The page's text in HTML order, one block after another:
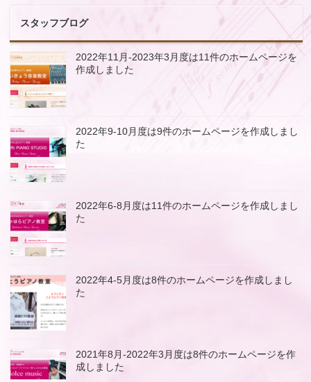
スタッフブログ
2022年11月-2023年3月度は11件のホームページを
作成しました
2022年9-10月度は9件のホームページを作成しまし
た
2022年6-8月度は11件のホームページを作成しまし
た
2022年4-5月度は8件のホームページを作成しまし
た
2021年8月-2022年3月度は8件のホームページを作
成しました